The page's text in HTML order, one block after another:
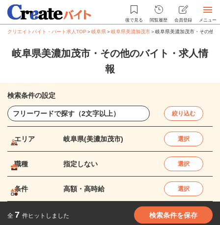
後で見る 閲覧履歴 会員登録 メニュー
クリエイトバイト・パート求人TOP ＞岐阜県＞岐阜県美濃加茂市＞岐阜県美濃加茂市・その他
岐阜県美濃加茂市・その他のバイト・求人情
報
検索条件の設定
絞り込む
エリア 岐阜県(美濃加茂市) 選択
職種 指定しない 選択
条件 高額・高時給 選択
全 7 件ヒットしました 検索条件を保存